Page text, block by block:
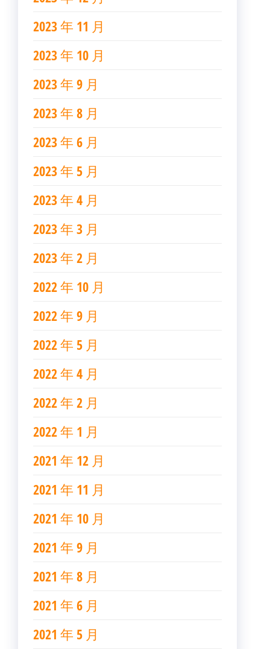
2023 年 11 月
2023 年 10 月
2023 年 9 月
2023 年 8 月
2023 年 6 月
2023 年 5 月
2023 年 4 月
2023 年 3 月
2023 年 2 月
2022 年 10 月
2022 年 9 月
2022 年 5 月
2022 年 4 月
2022 年 2 月
2022 年 1 月
2021 年 12 月
2021 年 11 月
2021 年 10 月
2021 年 9 月
2021 年 8 月
2021 年 6 月
2021 年 5 月